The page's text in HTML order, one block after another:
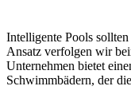
Intelligente Pools
Ansatz verfolgen wir
Unternehmen bietet
Schwimmbädern, der